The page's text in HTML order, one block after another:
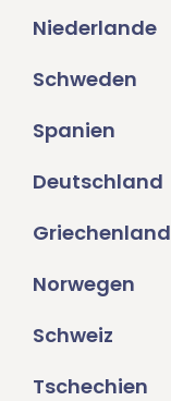
Niederlande
Schweden
Spanien
Deutschland
Griechenland
Norwegen
Schweiz
Tschechien